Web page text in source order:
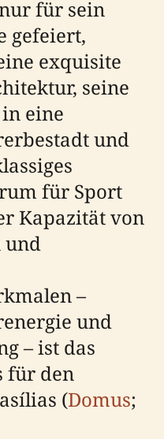
für sein
gefeiert,
exquisite
seine
eine
und
für Sport
Kapazität von
und
–
und
– ist das
für den
(Domus;